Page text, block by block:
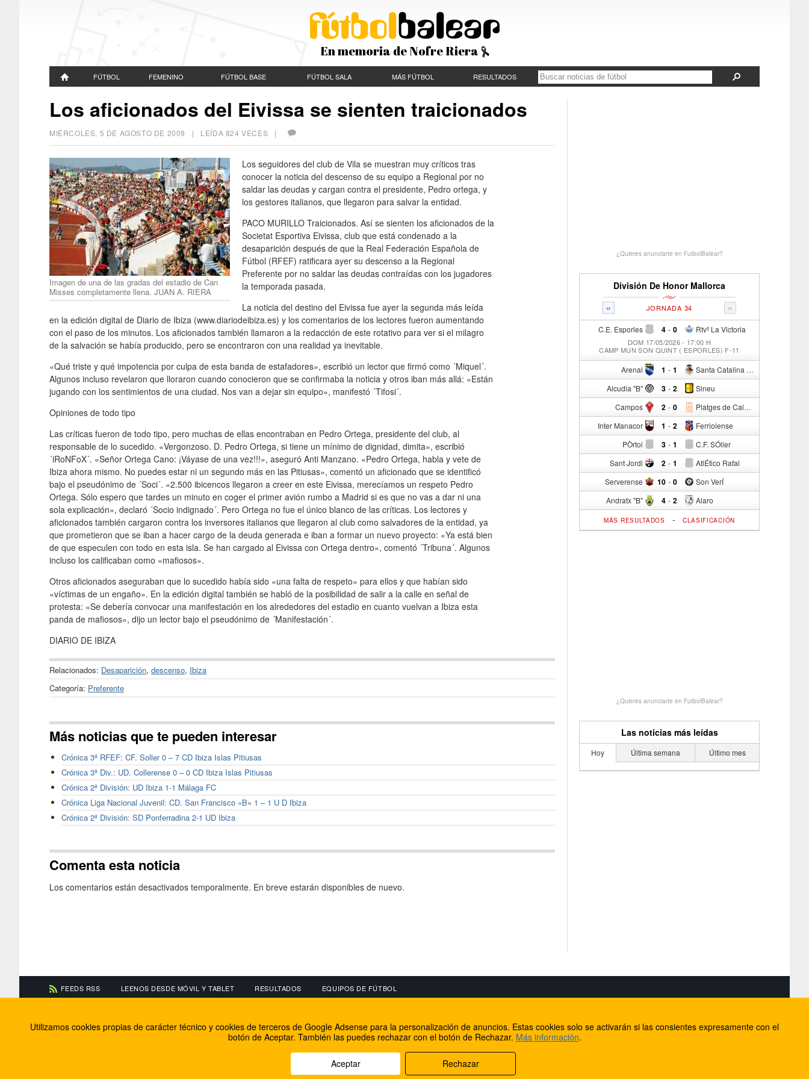
En memoria de Nofre Riera
FÚTBOL FEMENINO FÚTBOL BASE FÚTBOL SALA MÁS FÚTBOL RESULTADOS
Los aficionados del Eivissa se sienten traicionados
MIÉRCOLES, 5 DE AGOSTO DE 2009 | LEÍDA 824 VECES |
Imagen de una de las gradas del estadio de Can
Misses completamente llena. JUAN A. RIERA
Los seguidores del club de Vila se muestran muy críticos tras
conocer la noticia del descenso de su equipo a Regional por no
saldar las deudas y cargan contra el presidente, Pedro ortega, y
los gestores italianos, que llegaron para salvar la entidad.
PACO MURILLO Traicionados. Así se sienten los aficionados de la
Societat Esportiva Eivissa, club que está condenado a la
desaparición después de que la Real Federación Española de
Fútbol (RFEF) ratificara ayer su descenso a la Regional
Preferente por no saldar las deudas contraídas con los jugadores
la temporada pasada.
La noticia del destino del Eivissa fue ayer la segunda más leída
en la edición digital de Diario de Ibiza (www.diariodeibiza.es) y los comentarios de los lectores fueron aumentando
con el paso de los minutos. Los aficionados también llamaron a la redacción de este rotativo para ver si el milagro
de la salvación se había producido, pero se encontraron con una realidad ya inevitable.
«Qué triste y qué impotencia por culpa de esta banda de estafadores», escribió un lector que firmó como ´Miquel´.
Algunos incluso revelaron que lloraron cuando conocieron que se confirmaba la noticia y otros iban más allá: «Están
jugando con los sentimientos de una ciudad. Nos van a dejar sin equipo», manifestó ´Tifosi´.
Opiniones de todo tipo
Las críticas fueron de todo tipo, pero muchas de ellas encontraban en Pedro Ortega, presidente del club, al
responsable de lo sucedido. «Vergonzoso. D. Pedro Ortega, si tiene un mínimo de dignidad, dimita», escribió
´iRoNFoX´. «Señor Ortega Cano: ¡Váyase de una vez!!!», aseguró Anti Manzano. «Pedro Ortega, habla y vete de
Ibiza ahora mismo. No puedes estar ni un segundo más en las Pitiusas», comentó un aficionado que se identificó
bajo el pseudónimo de ´Soci´. «2.500 ibicencos llegaron a creer en este Eivissa, merecíamos un respeto Pedro
Ortega. Sólo espero que tardes un minuto en coger el primer avión rumbo a Madrid si es que no vas a dar ni una
sola explicación», declaró ´Socio indignado´. Pero Ortega no fue el único blanco de las críticas. Los lectores y
aficionados también cargaron contra los inversores italianos que llegaron al club como salvadores de la entidad, ya
que prometieron que se iban a hacer cargo de la deuda generada e iban a formar un nuevo proyecto: «Ya está bien
de que especulen con todo en esta isla. Se han cargado al Eivissa con Ortega dentro», comentó ´Tribuna´. Algunos
incluso los calificaban como «mafiosos».
Otros aficionados aseguraban que lo sucedido había sido «una falta de respeto» para ellos y que habían sido
«víctimas de un engaño». En la edición digital también se habló de la posibilidad de salir a la calle en señal de
protesta: «Se debería convocar una manifestación en los alrededores del estadio en cuanto vuelvan a Ibiza esta
panda de mafiosos», dijo un lector bajo el pseudónimo de ´Manifestación´.
DIARIO DE IBIZA
Relacionados: Desaparición, descenso, Ibiza
Categoría: Preferente
Más noticias que te pueden interesar
Crónica 3ª RFEF: CF. Soller 0 – 7 CD Ibiza Islas Pitiusas
Crónica 3ª Div.: UD. Collerense 0 – 0 CD Ibiza Islas Pitiusas
Crónica 2ª División: UD Ibiza 1-1 Málaga FC
Crónica Liga Nacional Juvenil: CD. San Francisco «B» 1 – 1 U D Ibiza
Crónica 2ª División: SD Ponferradina 2-1 UD Ibiza
Comenta esta noticia
Los comentarios están desactivados temporalmente. En breve estarán disponibles de nuevo.
¿Quieres anunciarte en FutbolBalear?
División De Honor Mallorca
« »
JORNADA 34
C.E. Esporles 4 - Rtvº La Victoria
0
DOM 17/05/2026 - 17:00 H
CAMP MUN SON QUINT ( ESPORLES) F-11
Arenal 1 - Santa Catalina Atº
1
Alcudia "B" 3 - Sineu
2
Campos 2 - Platges de Calvia "B"
0
Inter Manacor 1 - Ferriolense
2
PÒrtol 3 - C.F. SÓller
1
Sant Jordi 2 - AtlÉtico Rafal
1
Serverense 10 - Son VerÍ
0
Andratx "B" 4 - Alaro
2
MÁS RESULTADOS - CLASIFICACIÓN
¿Quieres anunciarte en FutbolBalear?
Las noticias más leídas
Hoy Última semana Último mes
FEEDS RSS LEENOS DESDE MÓVIL Y TABLET RESULTADOS EQUIPOS DE FÚTBOL
Información de contacto
El equipo de FútbolBalear
Soluciones Corporativas IP
Facebook
Twitter
Internet Rural Mallorca
Registro de dominios
Utilizamos cookies propias de carácter técnico y cookies de terceros de Google Adsense para la personalización de anuncios. Estas cookies solo se activarán si las consientes expresamente con el
botón de Aceptar. También las puedes rechazar con el botón de Rechazar. Más información.
Aceptar Rechazar